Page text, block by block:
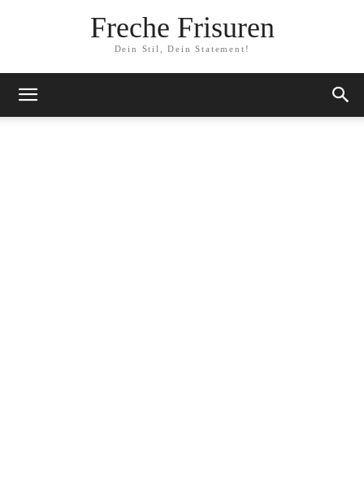
Freche Frisuren
Dein Stil, Dein Statement!